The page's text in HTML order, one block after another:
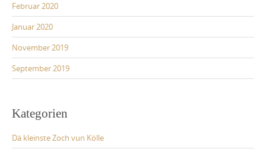
Februar 2020
Januar 2020
November 2019
September 2019
Kategorien
Dä kleinste Zoch vun Kölle